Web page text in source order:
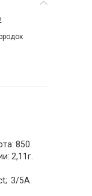
850.
2,11г.
3/5А.